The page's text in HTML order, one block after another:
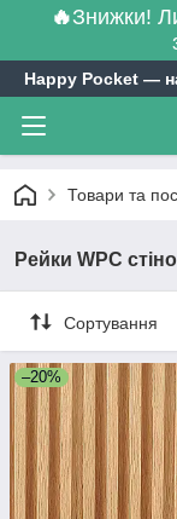
🔥Знижки!
Happy Pocket ―
Товари та
Рейки WPC
Сортування
–20%